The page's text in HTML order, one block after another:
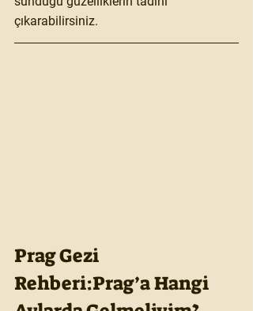
çıkarabilirsiniz.
Prag Gezi
Rehberi:Prag’a Hangi